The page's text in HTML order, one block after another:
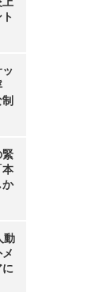
緊
本
か
動